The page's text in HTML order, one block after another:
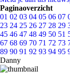
Paginaoverzicht
01 02 03 04 05 06 07
23 24 25 26 27 28 29
45 46 47 48 49 50 51
67 68 69 70 71 72 73
89 90 91 92 93 94 95
Danny